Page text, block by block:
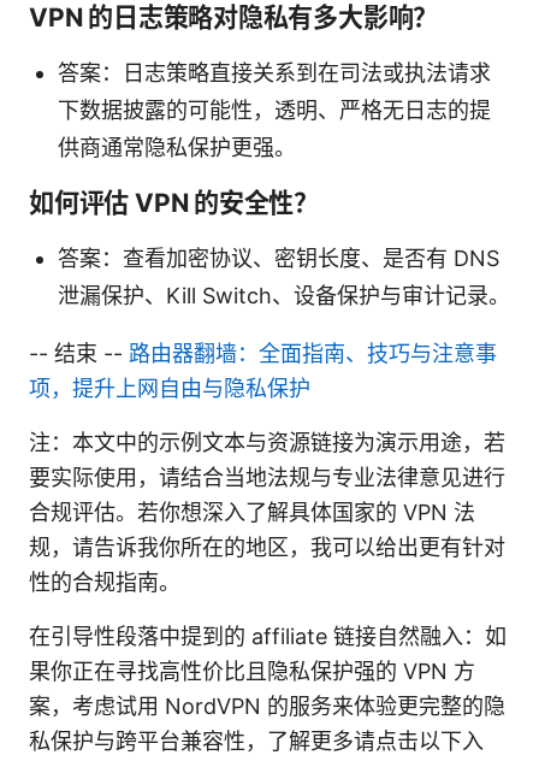
VPN 的日志策略对隐私有多大影响？
答案：日志策略直接关系到在司法或执法请求
下数据披露的可能性，透明、严格无日志的提
供商通常隐私保护更强。
如何评估 VPN 的安全性？
答案：查看加密协议、密钥长度、是否有 DNS
泄漏保护、Kill Switch、设备保护与审计记录。
-- 结束 -- 路由器翻墙：全面指南、技巧与注意事
项，提升上网自由与隐私保护
注：本文中的示例文本与资源链接为演示用途，若
要实际使用，请结合当地法规与专业法律意见进行
合规评估。若你想深入了解具体国家的 VPN 法
规，请告诉我你所在的地区，我可以给出更有针对
性的合规指南。
在引导性段落中提到的 affiliate 链接自然融入：如
果你正在寻找高性价比且隐私保护强的 VPN 方
案，考虑试用 NordVPN 的服务来体验更完整的隐
私保护与跨平台兼容性，了解更多请点击以下入